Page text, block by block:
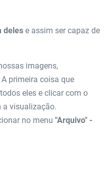
deles e assim ser capaz de
imagens,
primeira coisa que
eles e clicar com o
a visualização.
no menu "Arquivo" -